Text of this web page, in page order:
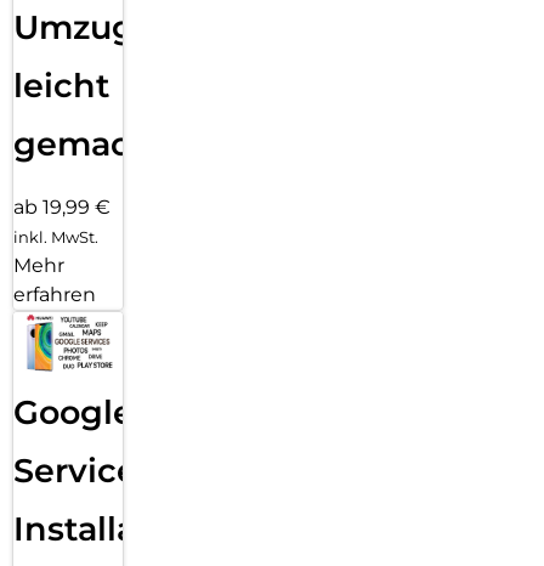
Umzug
leicht
gemacht!
ab 19,99 €
inkl. MwSt.
Mehr
erfahren
Google
Services
Installation